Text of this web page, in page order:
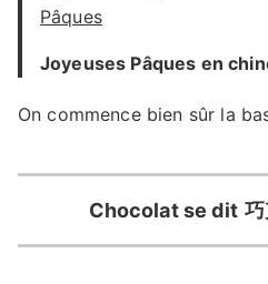
Pâques
Joyeuses Pâques en
On commence bien sûr la
Chocolat se dit